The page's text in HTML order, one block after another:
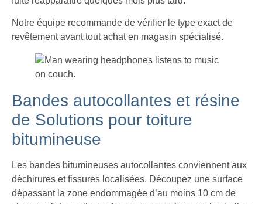
Notre équipe recommande de vérifier le type exact de
revêtement avant tout achat en magasin spécialisé.
Bandes autocollantes et résine
de Solutions pour toiture
bitumineuse
Les bandes bitumineuses autocollantes conviennent aux
déchirures et fissures localisées. Découpez une surface
dépassant la zone endommagée d’au moins 10 cm de